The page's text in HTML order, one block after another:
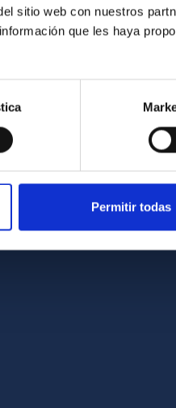
sitio web con nuestros
que les haya
Permitir todas